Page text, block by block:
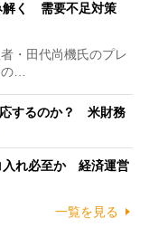
解く 需要不足対策
・田代尚機氏のプレ
の…
するのか？ 米財務
入れ必至か 経済運営
一覧を見る